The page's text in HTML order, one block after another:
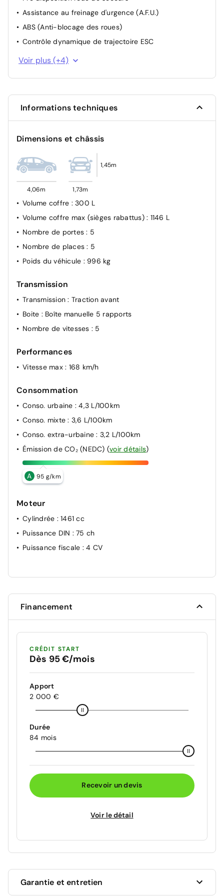
Assistance au freinage d'urgence (A.F.U.)
ABS (Anti-blocage des roues)
Contrôle dynamique de trajectoire ESC
Alerte d'oubli de la ceinture
Voir plus (+4)
Informations techniques
Dimensions et châssis
4,06m 1,73m
1,45m
Volume coffre : 300 L
Volume coffre max (sièges rabattus) : 1146 L
Nombre de portes: 5
Nombre de places: 5
Poids du véhicule : 996 kg
Transmission
Transmission: Traction avant
Boite : Boîte manuelle 5 rapports
Nombre de vitesses : 5
Performances
Vitesse max : 168 km/h
Consommation
Conso. urbaine : 4,3 L/100km
Conso. mixte: 3,6 L/100km
Conso. extra-urbaine: 3,2 L/100km
Émission de CO₂ (NEDC) (voir détails)
A 95 g/km
Moteur
Cylindrée : 1461 cc
Puissance DIN : 75 ch
Puissance fiscale : 4 CV
Financement
CRÉDIT START
Dès 95 €/mois
Apport
2 000 €
Durée
84 mois
Recevoir un devis
Voir le détail
Garantie et entretien